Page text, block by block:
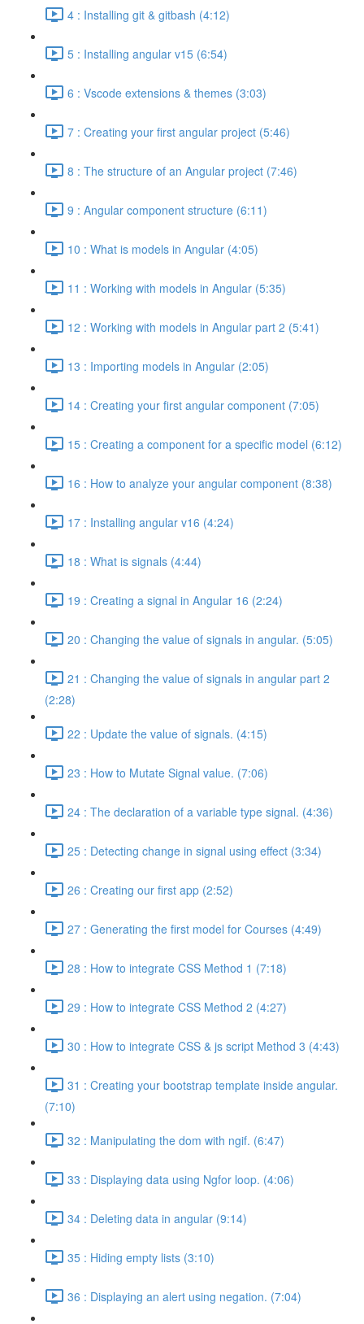
4 : Installing git & gitbash (4:12)
5 : Installing angular v15 (6:54)
6 : Vscode extensions & themes (3:03)
7 : Creating your first angular project (5:46)
8 : The structure of an Angular project (7:46)
9 : Angular component structure (6:11)
10 : What is models in Angular (4:05)
11 : Working with models in Angular (5:35)
12 : Working with models in Angular part 2 (5:41)
13 : Importing models in Angular (2:05)
14 : Creating your first angular component (7:05)
15 : Creating a component for a specific model (6:12)
16 : How to analyze your angular component (8:38)
17 : Installing angular v16 (4:24)
18 : What is signals (4:44)
19 : Creating a signal in Angular 16 (2:24)
20 : Changing the value of signals in angular. (5:05)
21 : Changing the value of signals in angular part 2
(2:28)
22 : Update the value of signals. (4:15)
23 : How to Mutate Signal value. (7:06)
24 : The declaration of a variable type signal. (4:36)
25 : Detecting change in signal using effect (3:34)
26 : Creating our first app (2:52)
27 : Generating the first model for Courses (4:49)
28 : How to integrate CSS Method 1 (7:18)
29 : How to integrate CSS Method 2 (4:27)
30 : How to integrate CSS & js script Method 3 (4:43)
31 : Creating your bootstrap template inside angular.
(7:10)
32 : Manipulating the dom with ngif. (6:47)
33 : Displaying data using Ngfor loop. (4:06)
34 : Deleting data in angular (9:14)
35 : Hiding empty lists (3:10)
36 : Displaying an alert using negation. (7:04)